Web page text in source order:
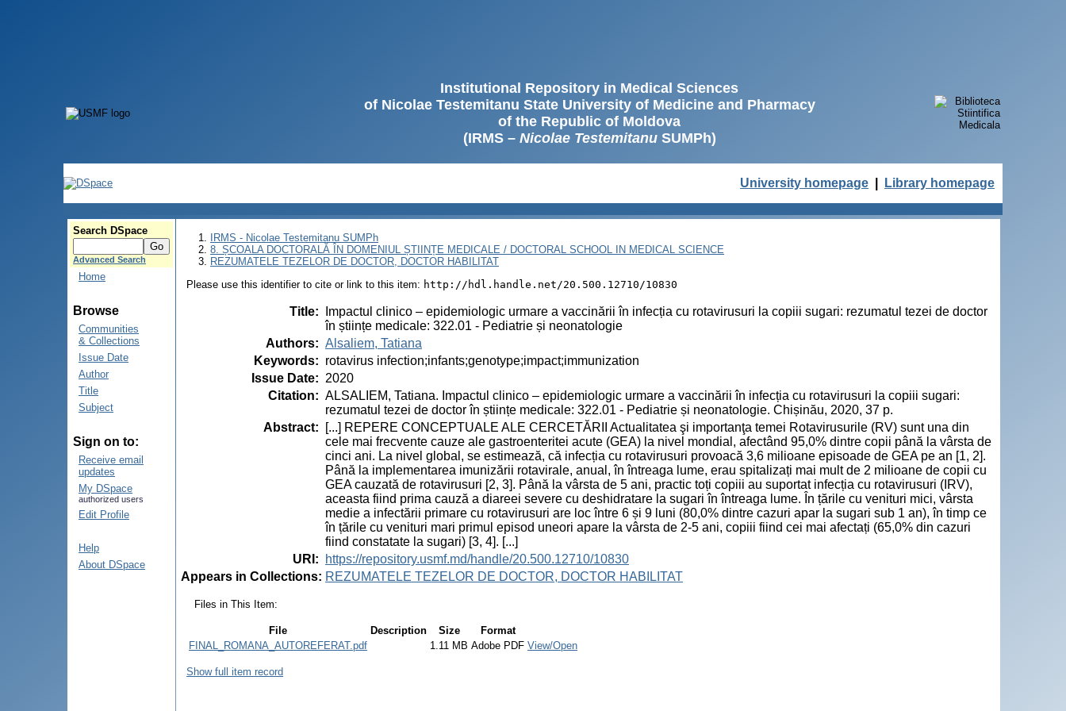
Institutional Repository in Medical Sciences
of Nicolae Testemitanu State University of Medicine and Pharmacy
of the Republic of Moldova
(IRMS – Nicolae TestemitanuSUMPh)
University homepage Library homepage
Search DSpace
Advanced Search
Home
Browse
Communities
& Collections
Issue Date
Author
Title
Subject
Sign on to:
Receive email
updates
My DSpace
authorized users
Edit Profile
Help
About DSpace
IRMS - Nicolae Testemitanu SUMPh
8. ȘCOALA DOCTORALĂ ÎN DOMENIUL ȘTIINȚE MEDICALE / DOCTORAL SCHOOL IN MEDICAL SCIENCE
REZUMATELE TEZELOR DE DOCTOR, DOCTOR HABILITAT
Please use this identifier to cite or link to this item: http://hdl.handle.net/20.500.12710/10830
Title:
Impactul clinico – epidemiologic urmare a vaccinării în infecția cu rotavirusuri la copiii sugari: rezumatul tezei de doctor
în științe medicale: 322.01 - Pediatrie și neonatologie
Authors: Alsaliem, Tatiana
Keywords: rotavirus infection;infants;genotype;impact;immunization
Issue Date: 2020
Citation: ALSALIEM, Tatiana. Impactul clinico – epidemiologic urmare a vaccinării în infecția cu rotavirusuri la copiii sugari:
rezumatul tezei de doctor în științe medicale: 322.01 - Pediatrie și neonatologie. Chișinău, 2020, 37 p.
Abstract:
[...] REPERE CONCEPTUALE ALE CERCETĂRII Actualitatea şi importanţa temei Rotavirusurile (RV) sunt una din
cele mai frecvente cauze ale gastroenteritei acute (GEA) la nivel mondial, afectând 95,0% dintre copii până la vârsta de
cinci ani. La nivel global, se estimează, că infecția cu rotavirusuri provoacă 3,6 milioane episoade de GEA pe an [1, 2].
Până la implementarea imunizării rotavirale, anual, în întreaga lume, erau spitalizați mai mult de 2 milioane de copii cu
GEA cauzată de rotavirusuri [2, 3]. Până la vârsta de 5 ani, practic toți copiii au suportat infecția cu rotavirusuri (IRV),
aceasta fiind prima cauză a diareei severe cu deshidratare la sugari în întreaga lume. În țările cu venituri mici, vârsta
medie a infectării primare cu rotavirusuri are loc între 6 și 9 luni (80,0% dintre cazuri apar la sugari sub 1 an), în timp ce
în țările cu venituri mari primul episod uneori apare la vârsta de 2-5 ani, copiii fiind cei mai afectați (65,0% din cazuri
fiind constatate la sugari) [3, 4]. [...]
URI :
https://repository.usmf.md/handle/20.500.12710/10830
Appears in Collections: REZUMATELE TEZELOR DE DOCTOR, DOCTOR HABILITAT
Files in This Item:
File Description Size
Format
FINAL_ROMANA_AUTOREFERAT.pdf
1.11 MB Adobe PDF View/Open
Show full item record